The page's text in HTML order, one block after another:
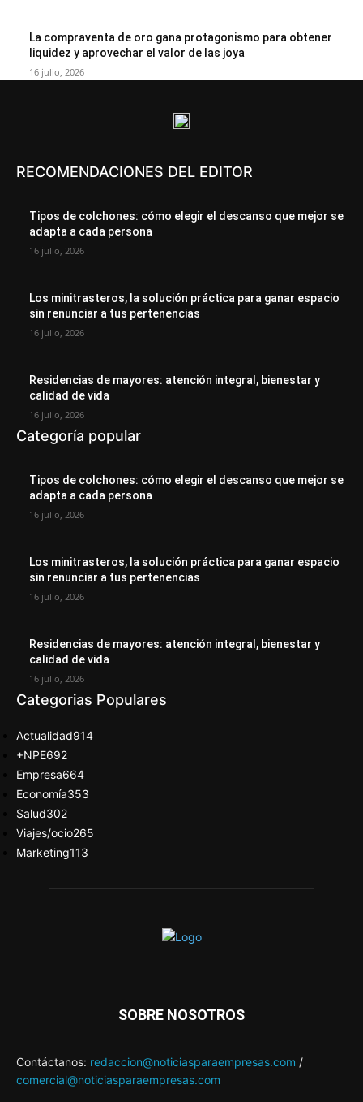
La compraventa de oro gana protagonismo para obtener
liquidez y aprovechar el valor de las joya
16 julio, 2026
RECOMENDACIONES DEL EDITOR
Tipos de colchones: cómo elegir el descanso que mejor se
adapta a cada persona
16 julio, 2026
Los minitrasteros, la solución práctica para ganar espacio
sin renunciar a tus pertenencias
16 julio, 2026
Residencias de mayores: atención integral, bienestar y
calidad de vida
16 julio, 2026
Categoría popular
Tipos de colchones: cómo elegir el descanso que mejor se
adapta a cada persona
16 julio, 2026
Los minitrasteros, la solución práctica para ganar espacio
sin renunciar a tus pertenencias
16 julio, 2026
Residencias de mayores: atención integral, bienestar y
calidad de vida
16 julio, 2026
Categorias Populares
Actualidad914
+NPE692
Empresa664
Economía353
Salud302
Viajes/ocio265
Marketing113
SOBRE NOSOTROS
Contáctanos: redaccion@noticiasparaempresas.com /
comercial@noticiasparaempresas.com